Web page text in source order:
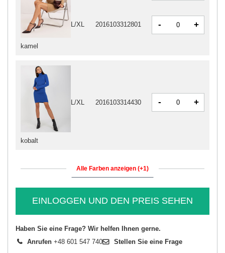
kamel
L/XL 2016103312801 - +
kobalt
L/XL 2016103314430 - +
Alle Farben anzeigen (+1)
EINLOGGEN UND DEN PREIS SEHEN
Haben Sie eine Frage? Wir helfen Ihnen gerne.
Anrufen +48 601 547 740 Stellen Sie eine Frage